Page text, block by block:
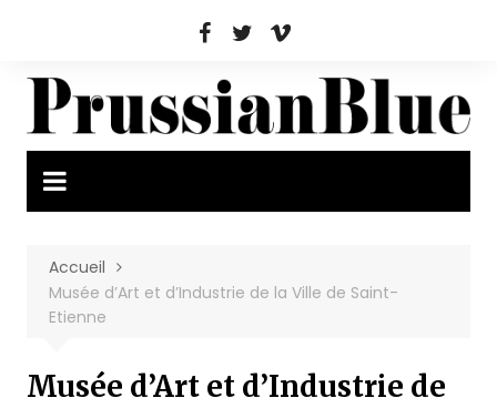
Accueil
Musée d’Art et d’Industrie de la Ville de Saint-
Etienne
Musée d’Art et d’Industrie de